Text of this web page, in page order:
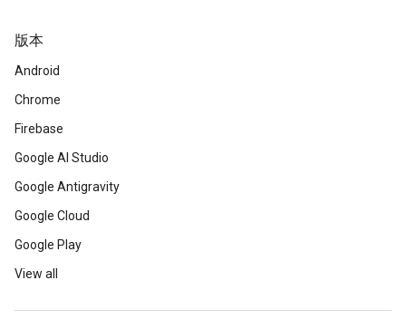
版本
Android
Chrome
Firebase
Google AI Studio
Google Antigravity
Google Cloud
Google Play
View all